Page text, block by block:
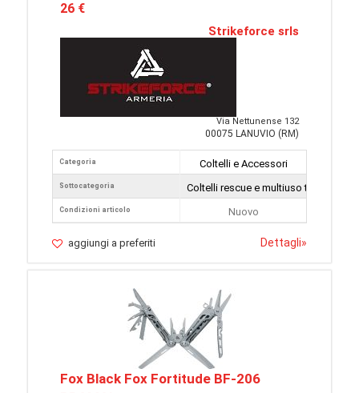
26 €
Strikeforce srls
Via Nettunense 132
00075 LANUVIO (RM)
Categoria
Sottocategoria
Condizioni articolo
Coltelli e Accessori
Coltelli rescue e multiuso tattici
Nuovo
aggiungi a preferiti Dettagli»
Fox Black Fox Fortitude BF-206